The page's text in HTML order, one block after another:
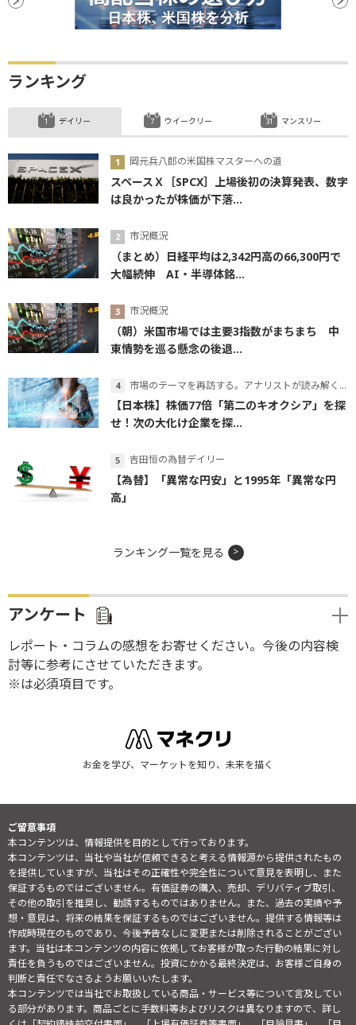
ランキング
デイリー
岡元兵八郎の米国株マスターへの道
スペースＸ［SPCX］上場後初の決算発表、数字
は良かったが株価が下落...
市況概況
（まとめ）日経平均は2,342円高の66,300円で
大幅続伸 AI・半導体銘...
市況概況
（朝）米国市場では主要3指数がまちまち 中
東情勢を巡る懸念の後退...
市場のテーマを再訪する。アナリストが読み解くテーマの本質
【日本株】株価77倍「第二のキオクシア」を探
せ！次の大化け企業を探...
吉田恒の為替デイリー
【為替】「異常な円安」と1995年「異常な円
高」
ウイークリー マンスリー
ランキング一覧を見る
アンケート
レポート・コラムの感想をお寄せください。今後の内容検
討等に参考にさせていただきます。
※は必須項目です。
お金を学び、マーケットを知り、未来を描く
ご留意事項
本コンテンツは、情報提供を目的として行っております。
本コンテンツは、当社や当社が信頼できると考える情報源から提供されたもの
を提供していますが、当社はその正確性や完全性について意見を表明し、また
保証するものではございません。有価証券の購入、売却、デリバティブ取引、
その他の取引を推奨し、勧誘するものではありません。また、過去の実績や予
想・意見は、将来の結果を保証するものではございません。提供する情報等は
作成時現在のものであり、今後予告なしに変更または削除されることがござい
ます。当社は本コンテンツの内容に依拠してお客様が取った行動の結果に対し
責任を負うものではございません。投資にかかる最終決定は、お客様ご自身の
判断と責任でなさるようお願いいたします。
本コンテンツでは当社でお取扱している商品・サービス等について言及してい
る部分があります。商品ごとに手数料等およびリスクは異なりますので、詳し